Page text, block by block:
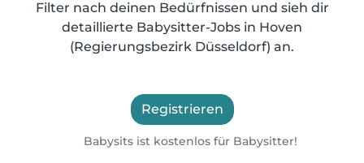
Filter nach deinen Bedürfnissen und sieh dir
detaillierte Babysitter-Jobs in Hoven
(Regierungsbezirk Düsseldorf) an.
Registrieren
Babysits ist kostenlos für Babysitter!